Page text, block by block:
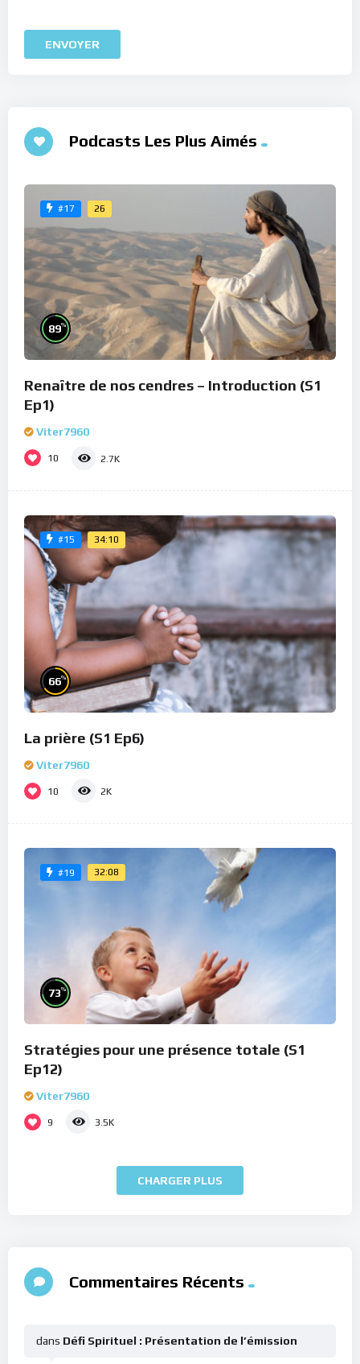
Podcasts Les Plus Aimés
#17 26
89%
Renaître de nos cendres – Introduction (S1
Ep1)
Viter7960
10 2.7K
#15 34:10
66%
La prière (S1 Ep6)
Viter7960
10 2K
#19 32:08
73%
Stratégies pour une présence totale (S1
Ep12)
Viter7960
9 3.5K
CHARGER PLUS
Commentaires Récents
dans Défi Spirituel : Présentation de l’émission